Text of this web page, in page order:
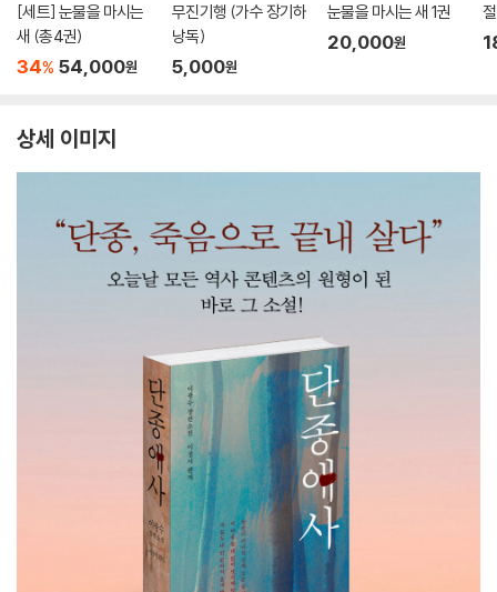
[세트] 눈물을 마시는
새 (총4권)
34% 54,000원
무진기행 (가수 장기하
낭독)
5,000원
눈물을 마시는 새 1권
20,000원
상세 이미지